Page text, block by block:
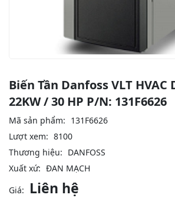
Biến Tần Danfoss VLT HVAC
22KW / 30 HP P/N: 131F6626
Mã sản phẩm: 131F6626
Lượt xem: 8100
Thương hiệu: DANFOSS
Xuất xứ: ĐAN MẠCH
Giá:
Liên hệ